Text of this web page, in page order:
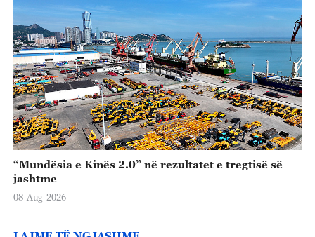
“Mundësia e Kinës 2.0” në rezultatet e tregtisë së
jashtme
08-Aug-2026